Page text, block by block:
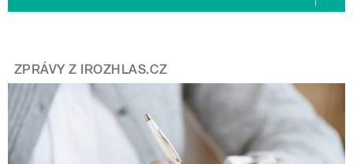
ZPRÁVY Z IROZHLAS.CZ